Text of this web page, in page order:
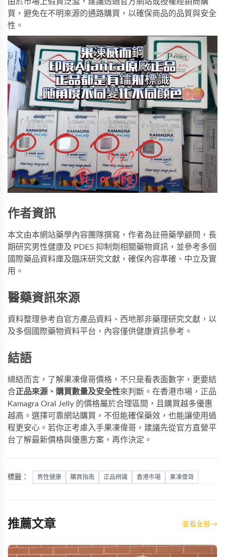
買，避免在不明來源的通路購買，以確保商品的品質與安全
性。
作者資訊
本文由本網站藥學內容團隊撰寫，作者為註冊藥學顧問，長
期研究男性健康及 PDE5 抑制劑相關藥物資訊，並參考多個
國際藥品資料庫及臨床研究文獻，確保內容準確、中立及實
用。
醫藥資訊來源
資料整理參考自官方產品資料、西地那非藥理研究文獻，以
及多個國際藥物資料平台，內容僅供健康資訊參考。
結語
總結而言，了解果凍偉哥價格，不只是看表面數字，更要結
合正品來源、購買數量及安全性來判斷。在香港市場，正品
Kamagra Oral Jelly 的價格屬於合理區間，且購買越多優惠
越高。選擇可靠網站購買，不但能確保藥效，也能讓使用過
程更安心。若你正考慮入手果凍偉哥，建議先從官方直營平
台了解最新價格與優惠方案，再作決定。
標籤： 男性健康 購買指南 正品辨識 香港市場 果凍偉哥
推薦文章 查看全部→